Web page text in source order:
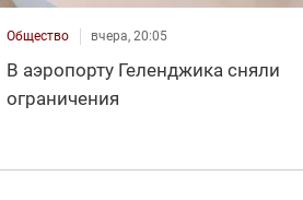
Общество вчера, 20:05
В аэропорту Геленджика сняли
ограничения